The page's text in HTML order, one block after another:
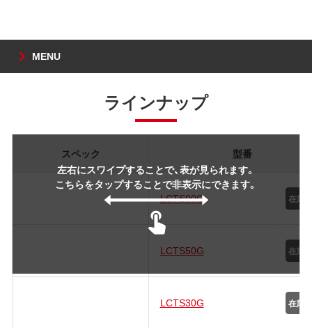
MENU
ラインナップ
左右にスワイプすることで、表が見られます。
こちらをタップすることで非表示にできます。
スペック 型番
LCTS00G
LCTS50G
LCTS30G